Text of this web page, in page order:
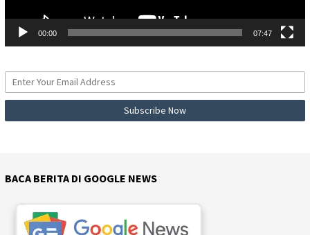
00:00 07:47
BACA BERITA DI GOOGLE NEWS